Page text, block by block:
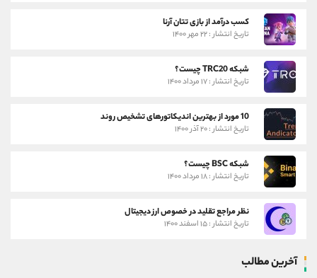
کسب درآمد از بازی تتان آرنا
تاریخ انتشار : ۲۲ مهر ۱۴۰۰
شبکه TRC20 چیست؟
تاریخ انتشار : ۱۷ مرداد ۱۴۰۰
10 مورد از بهترین اندیکاتورهای تشخیص روند
تاریخ انتشار : ۲۰ آذر ۱۴۰۰
شبکه BSC چیست؟
تاریخ انتشار : ۱۸ مرداد ۱۴۰۰
نظر مراجع تقلید در خصوص ارز دیجیتال
تاریخ انتشار : ۱۵ اسفند ۱۴۰۰
آخرین مطالب